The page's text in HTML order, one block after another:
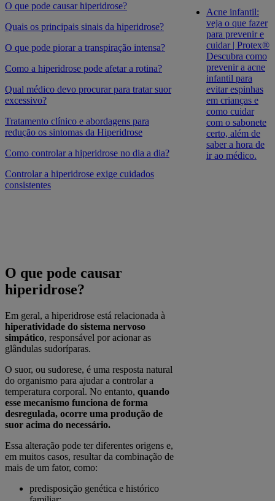
O que pode causar hiperidrose?
Quais os principais sinais da hiperidrose?
O que pode piorar a transpiração intensa?
Como a hiperidrose pode afetar a rotina?
Qual médico devo procurar para tratar suor
excessivo?
Tratamento clínico e abordagens para
redução os sintomas da Hiperidrose
Como controlar a hiperidrose no dia a dia?
Controlar a hiperidrose exige cuidados
consistentes
O que pode causar
hiperidrose?
Em geral, a hiperidrose está relacionada à
hiperatividade do sistema nervoso
simpático, responsável por acionar as
glândulas sudoríparas.
O suor, ou sudorese, é uma resposta natural
do organismo para ajudar a controlar a
temperatura corporal. No entanto, quando
esse mecanismo funciona de forma
desregulada, ocorre uma produção de
suor acima do necessário.
Essa alteração pode ter diferentes origens e,
em muitos casos, resultar da combinação de
mais de um fator, como:
predisposição genética e histórico
Acne infantil:
veja o que fazer
para prevenir e
cuidar | Protex®
Descubra como
prevenir a acne
infantil para
evitar espinhas
em crianças e
como cuidar
com o sabonete
certo, além de
saber a hora de
ir ao médico.